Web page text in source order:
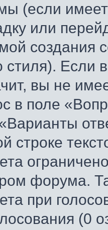
(если
или
создания
стиля). Если
вы не
в поле
строке
форума.
при
(0